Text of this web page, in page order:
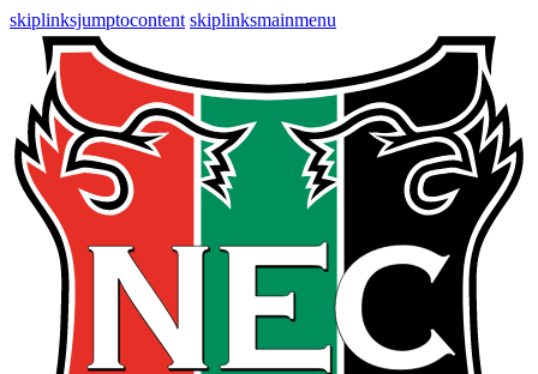
skiplinksjumptocontent skiplinksmainmenu